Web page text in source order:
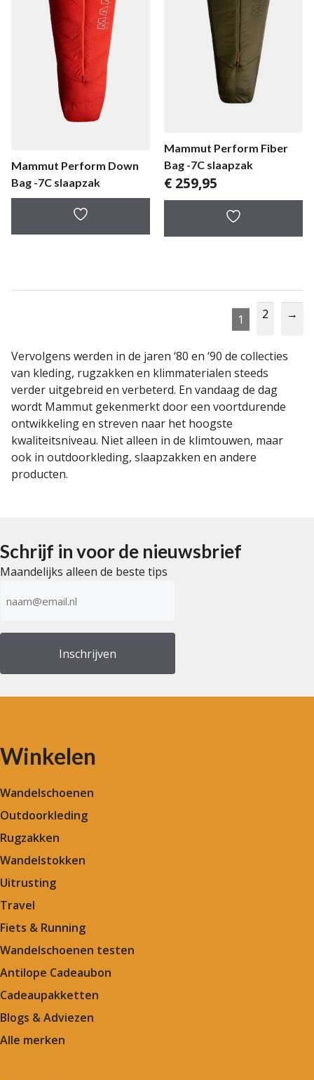
Mammut Perform Down
Bag -7C slaapzak
Mammut Perform Fiber
Bag -7C slaapzak
€ 259,95
1 2 →
Vervolgens werden in de jaren ‘80 en ‘90 de collecties
van kleding, rugzakken en klimmaterialen steeds
verder uitgebreid en verbeterd. En vandaag de dag
wordt Mammut gekenmerkt door een voortdurende
ontwikkeling en streven naar het hoogste
kwaliteitsniveau. Niet alleen in de klimtouwen, maar
ook in outdoorkleding, slaapzakken en andere
producten.
Schrijf in voor de nieuwsbrief
Maandelijks alleen de beste tips
mailadres
Winkelen
Wandelschoenen
Outdoorkleding
Rugzakken
Wandelstokken
Uitrusting
Travel
Fiets & Running
Wandelschoenen testen
Antilope Cadeaubon
Cadeaupakketten
Blogs & Adviezen
Alle merken